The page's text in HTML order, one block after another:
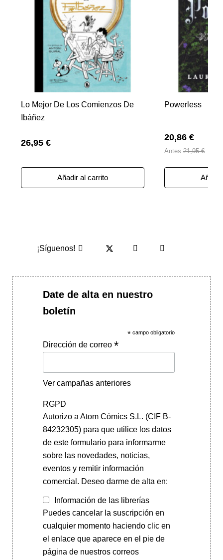
Lo Mejor De Los Comienzos De
Ibáñez
26,95 €
Añadir al carrito
Powerless
20,86 €
Antes 21,95 €
¡Síguenos!
Date de alta en nuestro
boletín
* campo obligatorio
Dirección de correo *
Ver campañas anteriores
RGPD
Autorizo a Atom Cómics S.L. (CIF B-
84232305) para que utilice los datos
de este formulario para informarme
sobre las novedades, noticias,
eventos y remitir información
comercial. Deseo darme de alta en:
Información de las librerías
Puedes cancelar la suscripción en
cualquier momento haciendo clic en
el enlace que aparece en el pie de
página de nuestros correos